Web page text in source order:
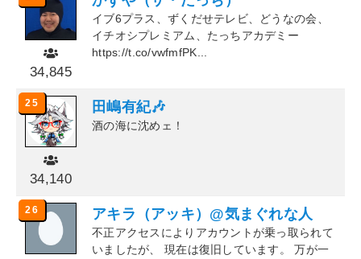
34,845
イブ6プラス、ずくだせテレビ、どうなの会、
イチオシプレミアム、たっちアカデミー
https://t.co/vwfmfPK...
25
34,140
田嶋有紀🎶
酒の海に沈めェ！
26 アキラ（アッキ）@気まぐれな人
不正アクセスによりアカウントが乗っ取られて
いましたが、 現在は復旧しています。 万が一